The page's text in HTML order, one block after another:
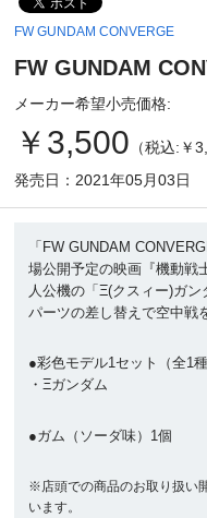
FW GUNDAM CONVERGE
FW GUNDAM
メーカー希望小売価格:
￥3,500 （税込:￥
発売日：2021年05月03日
「FW GUNDAM
場公開予定の映画『機動戦
人公機の「Ξ(クスィー)ガン
パーツの差し替えで空中戦
●彩色モデル1セット（全1種
・Ξガンダム
●ガム（ソーダ味）1個
※店頭での商品のお取り扱い
います。